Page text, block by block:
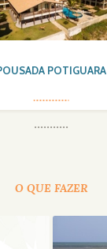
POTIGUARA
O QUE FAZER